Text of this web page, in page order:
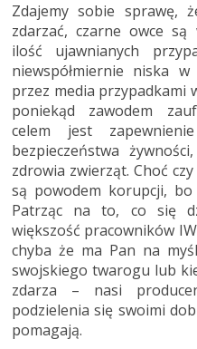
Zdajemy sobie sprawę,
zdarzać, czarne owce są
ilość ujawnianych
niewspółmiernie niska
przez media przypadkami
poniekąd zawodem
celem jest
bezpieczeństwa
zdrowia zwierząt. Choć
są powodem korupcji,
Patrząc na to, co się
większość pracowników
chyba że ma Pan na
swojskiego twarogu lub
zdarza – nasi
podzielenia się swoimi
pomagają.